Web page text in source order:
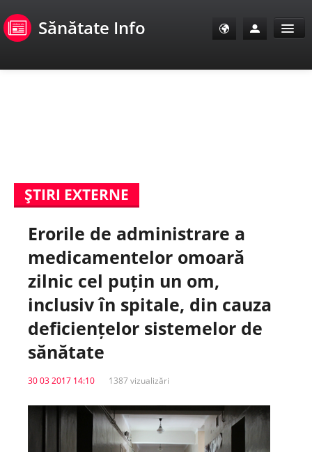
Sănătate Info
E-Sănătate Pacienți
E-Sănătate Medici
E-Sănătate Instituții
Tuberculoza Info
Spitale.MD
Centrul PAS
Școala E-Sănătate
ŞTIRI EXTERNE
Erorile de administrare a
medicamentelor omoară
zilnic cel puțin un om,
inclusiv în spitale, din cauza
deficiențelor sistemelor de
sănătate
30 03 2017 14:10 1387 vizualizări